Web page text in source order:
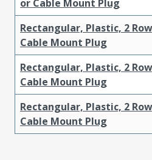
or Cable Mount Plug
Rectangular, Plastic, 2
Cable Mount Plug
Rectangular, Plastic, 2
Cable Mount Plug
Rectangular, Plastic, 2
Cable Mount Plug